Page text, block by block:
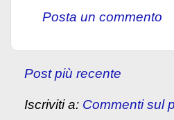
Posta un commento
Post più recente
Iscriviti a: Commenti sul